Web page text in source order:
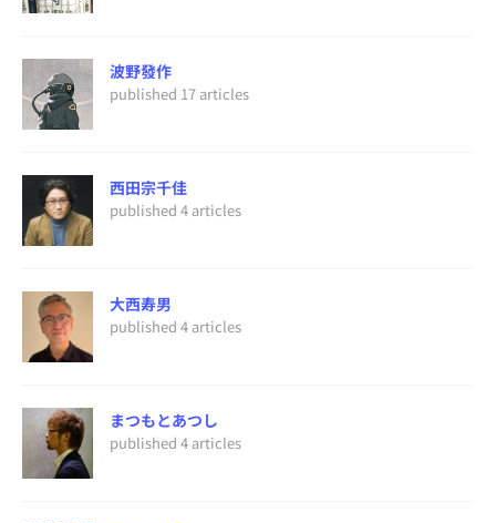
波野發作
published 17 articles
西田宗千佳
published 4 articles
大西寿男
published 4 articles
まつもとあつし
published 4 articles